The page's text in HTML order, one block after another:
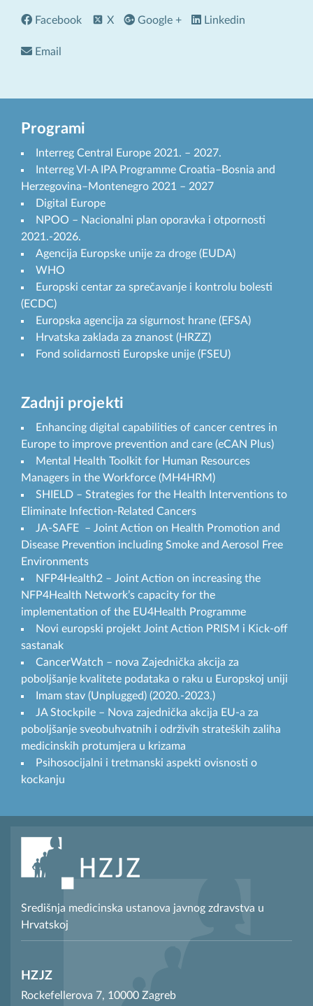
Facebook X Google + Linkedin
Email
Programi
Interreg Central Europe 2021. – 2027.
Interreg VI-A IPA Programme Croatia–Bosnia and
Herzegovina–Montenegro 2021 – 2027
Digital Europe
NPOO – Nacionalni plan oporavka i otpornosti
2021.-2026.
Agencija Europske unije za droge (EUDA)
WHO
Europski centar za sprečavanje i kontrolu bolesti
(ECDC)
Europska agencija za sigurnost hrane (EFSA)
Hrvatska zaklada za znanost (HRZZ)
Fond solidarnosti Europske unije (FSEU)
Zadnji projekti
Enhancing digital capabilities of cancer centres in
Europe to improve prevention and care (eCAN Plus)
Mental Health Toolkit for Human Resources
Managers in the Workforce (MH4HRM)
SHIELD – Strategies for the Health Interventions to
Eliminate Infection-Related Cancers
JA-SAFE – Joint Action on Health Promotion and
Disease Prevention including Smoke and Aerosol Free
Environments
NFP4Health2 – Joint Action on increasing the
NFP4Health Network’s capacity for the
implementation of the EU4Health Programme
Novi europski projekt Joint Action PRISM i Kick-off
sastanak
CancerWatch – nova Zajednička akcija za
poboljšanje kvalitete podataka o raku u Europskoj uniji
Imam stav (Unplugged) (2020.-2023.)
JA Stockpile – Nova zajednička akcija EU-a za
poboljšanje sveobuhvatnih i održivih strateških zaliha
medicinskih protumjera u krizama
Psihosocijalni i tretmanski aspekti ovisnosti o
kockanju
Središnja medicinska ustanova javnog zdravstva u
Hrvatskoj
HZJZ
Rockefellerova 7, 10000 Zagreb